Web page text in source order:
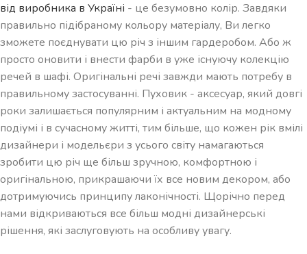
від виробника в Україні - це безумовно колір. Завдяки
правильно підібраному кольору матеріалу, Ви легко
зможете поєднувати цю річ з іншим гардеробом. Або ж
просто оновити і внести фарби в уже існуючу колекцію
речей в шафі. Оригінальні речі завжди мають потребу в
правильному застосуванні. Пуховик - аксесуар, який довгі
роки залишається популярним і актуальним на модному
подіумі і в сучасному житті, тим більше, що кожен рік вмілі
дизайнери і модельєри з усього світу намагаються
зробити цю річ ще більш зручною, комфортною і
оригінальною, прикрашаючи їх все новим декором, або
дотримуючись принципу лаконічності. Щорічно перед
нами відкриваються все більш модні дизайнерські
рішення, які заслуговують на особливу увагу.